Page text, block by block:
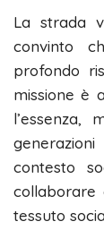
La strada
convinto
profondo
missione è
contesto
collaborare
tessuto